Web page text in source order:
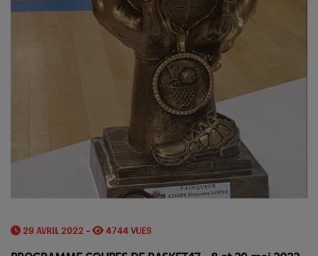
29 AVRIL 2022 - 4744 VUES